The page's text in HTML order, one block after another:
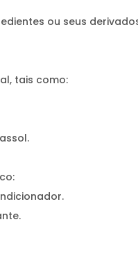
ou seus
tais como: